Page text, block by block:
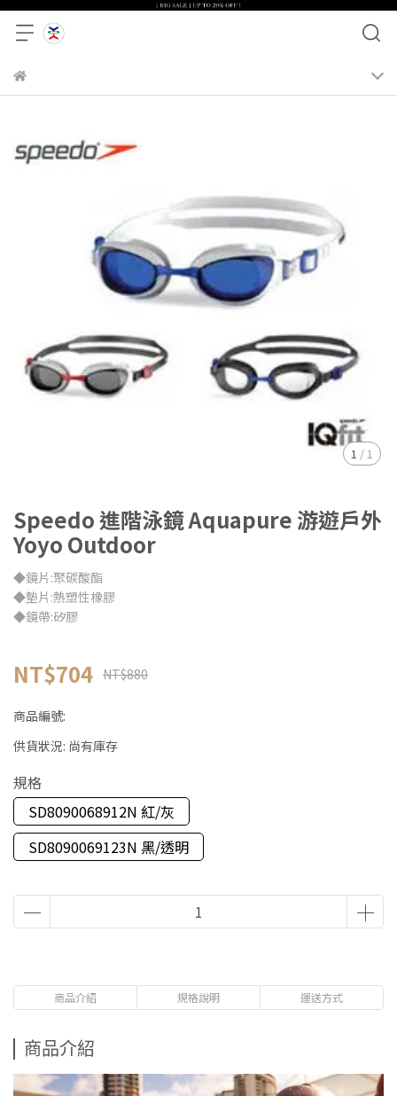
1 /1
Speedo 進階泳鏡 Aquapure 游遊戶外
Yoyo Outdoor
◆鏡片:聚碳酸酯
◆墊片:熱塑性橡膠
◆鏡帶:矽膠
NT$704 NT$880
商品編號:
供貨狀況: 尚有庫存
規格
SD8090068912N 紅/灰
SD8090069123N 黑/透明
商品介紹 規格說明 運送方式
商品介紹